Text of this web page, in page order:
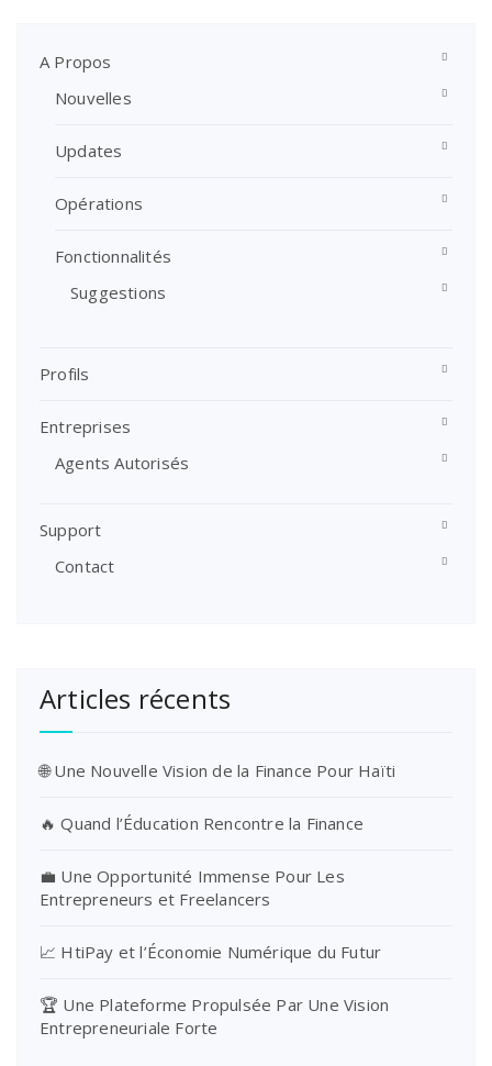
A Propos
Nouvelles
Updates
Opérations
Fonctionnalités
Suggestions
Profils
Entreprises
Agents Autorisés
Support
Contact
Articles récents
🌐 Une Nouvelle Vision de la Finance Pour Haïti
🔥 Quand l’Éducation Rencontre la Finance
💼 Une Opportunité Immense Pour Les
Entrepreneurs et Freelancers
📈 HtiPay et l’Économie Numérique du Futur
🏆 Une Plateforme Propulsée Par Une Vision
Entrepreneuriale Forte